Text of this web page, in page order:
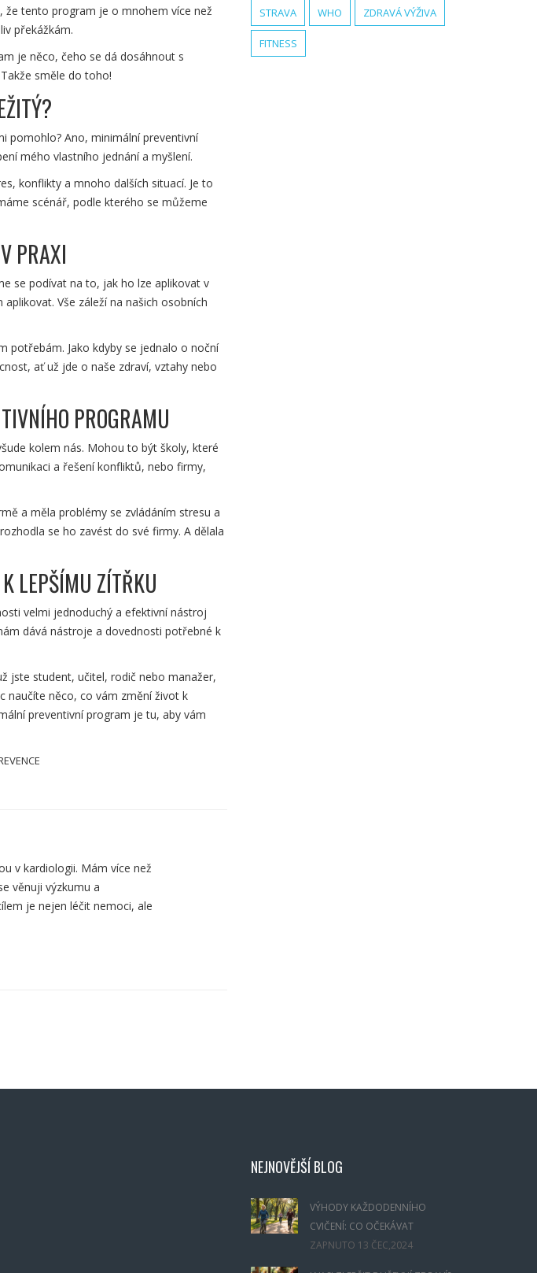
že tento program je o mnohem více než
překážkám.
je něco, čeho se dá dosáhnout s
směle do toho!
pomohlo? Ano, minimální preventivní
mého vlastního jednání a myšlení.
konflikty a mnoho dalších situací. Je to
scénář, podle kterého se můžeme
PRAXI
se podívat na to, jak ho lze aplikovat v
Vše záleží na našich osobních
potřebám. Jako kdyby se jednalo o noční
ať už jde o naše zdraví, vztahy nebo
PROGRAMU
kolem nás. Mohou to být školy, které
a řešení konfliktů, nebo firmy,
a měla problémy se zvládáním stresu a
se ho zavést do své firmy. A dělala
LEPŠÍMU ZÍTŘKU
velmi jednoduchý a efektivní nástroj
dává nástroje a dovednosti potřebné k
jste student, učitel, rodič nebo manažer,
naučíte něco, co vám změní život k
preventivní program je tu, aby vám
v kardiologii. Mám více než
věnuji výzkumu a
je nejen léčit nemoci, ale
STRAVA WHO ZDRAVÁ VÝŽIVA
FITNESS
NEJNOVĚJŠÍ BLOG
VÝHODY KAŽDODENNÍHO
CVIČENÍ: CO OČEKÁVAT
ZAPNUTO 13 ČEC,2024